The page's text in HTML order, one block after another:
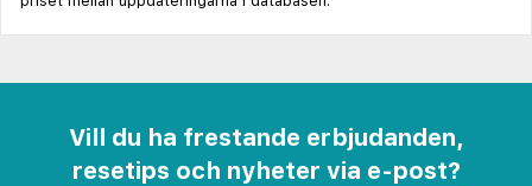
Vill du ha frestande erbjudanden,
resetips och nyheter via e-post?